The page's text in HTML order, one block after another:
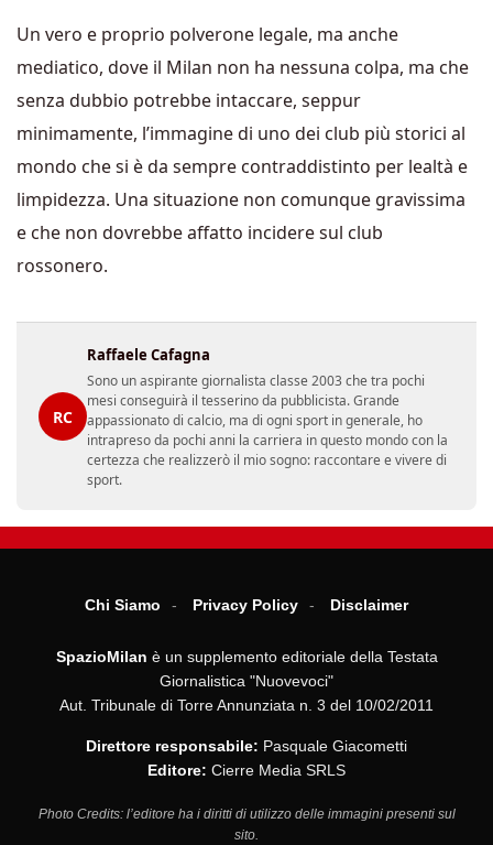
Un vero e proprio polverone legale, ma anche
mediatico, dove il Milan non ha nessuna colpa, ma che
senza dubbio potrebbe intaccare, seppur
minimamente, l’immagine di uno dei club più storici al
mondo che si è da sempre contraddistinto per lealtà e
limpidezza. Una situazione non comunque gravissima
e che non dovrebbe affatto incidere sul club
rossonero.
RC
Raffaele Cafagna
Sono un aspirante giornalista classe 2003 che tra pochi
mesi conseguirà il tesserino da pubblicista. Grande
appassionato di calcio, ma di ogni sport in generale, ho
intrapreso da pochi anni la carriera in questo mondo con la
certezza che realizzerò il mio sogno: raccontare e vivere di
sport.
Chi Siamo Privacy Policy Disclaimer
SpazioMilan è un supplemento editoriale della Testata
Giornalistica "Nuovevoci"
Aut. Tribunale di Torre Annunziata n. 3 del 10/02/2011
Direttore responsabile: Pasquale Giacometti
Editore: Cierre Media SRLS
Photo Credits: l’editore ha i diritti di utilizzo delle immagini presenti sul
sito.